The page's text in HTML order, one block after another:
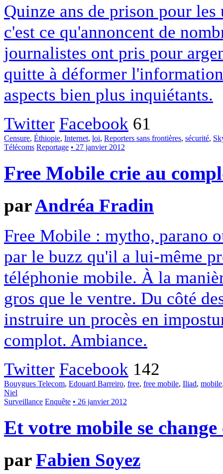
Quinze ans de prison pour
c'est ce qu'annoncent de
journalistes ont pris pour
quitte à déformer
aspects bien plus inquiétants.
Twitter Facebook 61
Censure, Éthiopie, Internet, loi, Reporters sans frontières, sécurité,
Télécoms Reportage • 27 janvier 2012
Free Mobile crie au
parAndréa Fradin
Free Mobile : mytho, parano
par le buzz qu'il a lui-même
téléphonie mobile. À la
gros que le ventre. Du côté
instruire un procès en
complot. Ambiance.
Twitter Facebook 142
Bouygues Telecom, Edouard Barreiro, free, free mobile, Iliad, mobile
Niel
Surveillance Enquête • 26 janvier 2012
Et votre mobile se change
parFabien Soyez